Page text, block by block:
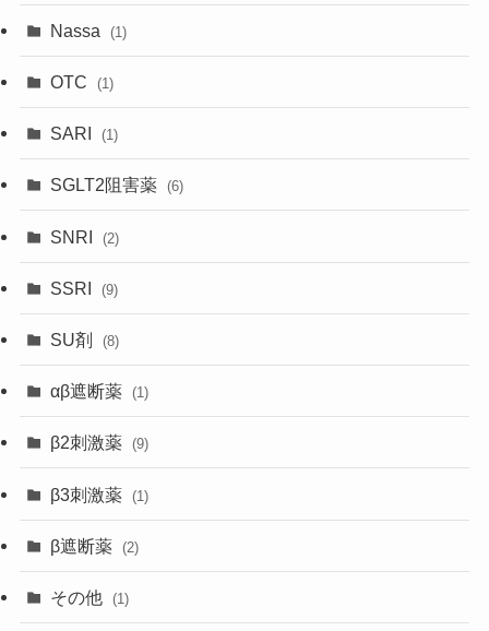
Nassa (1)
OTC (1)
SARI (1)
SGLT2阻害薬 (6)
SNRI (2)
SSRI (9)
SU剤 (8)
αβ遮断薬 (1)
β2刺激薬 (9)
β3刺激薬 (1)
β遮断薬 (2)
その他 (1)